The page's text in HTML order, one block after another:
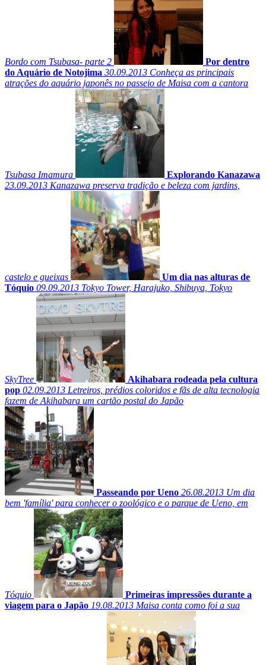
Bordo com Tsubasa- parte 2
Por dentro
do Aquário de Notojima 30.09.2013 Conheça as principais
atrações do aquário japonês no passeio de Maisa com a cantora
Tsubasa Imamura
Explorando Kanazawa
23.09.2013 Kanazawa preserva tradição e beleza com jardins,
castelo e gueixas
Um dia nas alturas de
Tóquio 09.09.2013 Tokyo Tower, Harajuko, Shibuya, Tokyo
SkyTree
Akihabara rodeada pela cultura
pop 02.09.2013 Letreiros, prédios coloridos e fãs de alta tecnologia
fazem de Akihabara um cartão postal do Japão
Passeando por Ueno 26.08.2013 Um dia
bem 'família' para conhecer o zoológico e o parque de Ueno, em
Tóquio
Primeiras impressões durante a
viagem para o Japão 19.08.2013 Maisa conta como foi a sua